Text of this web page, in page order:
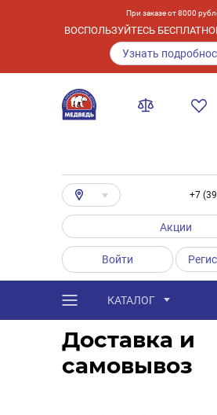
При заказе от 8000
ВОСПОЛЬЗУЙТЕСЬ
Узнать
+7
Акции
Войти
КАТАЛОГ
Услуги / Способы
Доставка и
самовывоз